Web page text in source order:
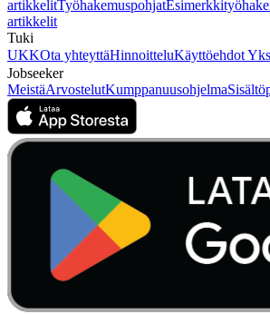
artikkelitTyöhakemuspohjat
artikkelit
Tuki
UKKOta yhteyttäHinnoitteluKäyttöehdot
Jobseeker
MeistäArvostelutKumppanuusohjelma